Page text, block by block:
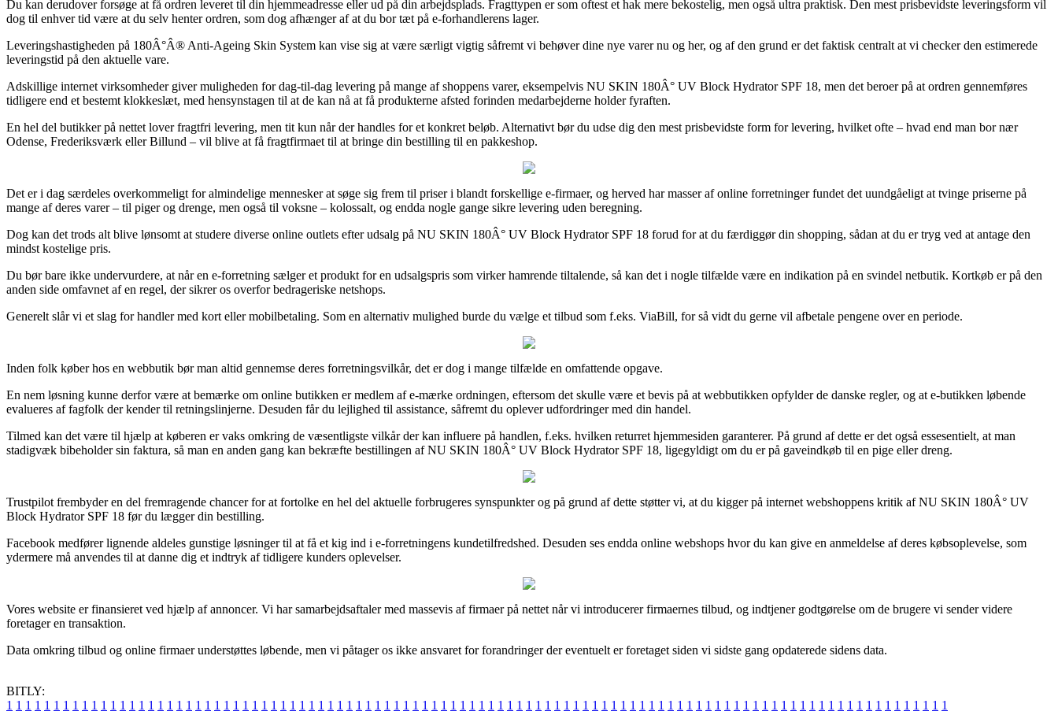
Du kan derudover forsøge at få ordren leveret til din hjemmeadresse eller ud på din arbejdsplads. Fragttypen er som oftest et hak mere bekostelig, men også ultra praktisk. Den mest prisbevidste leveringsform vil
dog til enhver tid være at du selv henter ordren, som dog afhænger af at du bor tæt på e-forhandlerens lager.
Leveringshastigheden på 180Â°Â® Anti-Ageing Skin System kan vise sig at være særligt vigtig såfremt vi behøver dine nye varer nu og her, og af den grund er det faktisk centralt at vi checker den estimerede
leveringstid på den aktuelle vare.
Adskillige internet virksomheder giver muligheden for dag-til-dag levering på mange af shoppens varer, eksempelvis NU SKIN 180Â° UV Block Hydrator SPF 18, men det beroer på at ordren gennemføres
tidligere end et bestemt klokkeslæt, med hensynstagen til at de kan nå at få produkterne afsted forinden medarbejderne holder fyraften.
En hel del butikker på nettet lover fragtfri levering, men tit kun når der handles for et konkret beløb. Alternativt bør du udse dig den mest prisbevidste form for levering, hvilket ofte – hvad end man bor nær
Odense, Frederiksværk eller Billund – vil blive at få fragtfirmaet til at bringe din bestilling til en pakkeshop.
Det er i dag særdeles overkommeligt for almindelige mennesker at søge sig frem til priser i blandt forskellige e-firmaer, og herved har masser af online forretninger fundet det uundgåeligt at tvinge priserne på
mange af deres varer – til piger og drenge, men også til voksne – kolossalt, og endda nogle gange sikre levering uden beregning.
Dog kan det trods alt blive lønsomt at studere diverse online outlets efter udsalg på NU SKIN 180Â° UV Block Hydrator SPF 18 forud for at du færdiggør din shopping, sådan at du er tryg ved at antage den
mindst kostelige pris.
Du bør bare ikke undervurdere, at når en e-forretning sælger et produkt for en udsalgspris som virker hamrende tiltalende, så kan det i nogle tilfælde være en indikation på en svindel netbutik. Kortkøb er på den
anden side omfavnet af en regel, der sikrer os overfor bedrageriske netshops.
Generelt slår vi et slag for handler med kort eller mobilbetaling. Som en alternativ mulighed burde du vælge et tilbud som f.eks. ViaBill, for så vidt du gerne vil afbetale pengene over en periode.
Inden folk køber hos en webbutik bør man altid gennemse deres forretningsvilkår, det er dog i mange tilfælde en omfattende opgave.
En nem løsning kunne derfor være at bemærke om online butikken er medlem af e-mærke ordningen, eftersom det skulle være et bevis på at webbutikken opfylder de danske regler, og at e-butikken løbende
evalueres af fagfolk der kender til retningslinjerne. Desuden får du lejlighed til assistance, såfremt du oplever udfordringer med din handel.
Tilmed kan det være til hjælp at køberen er vaks omkring de væsentligste vilkår der kan influere på handlen, f.eks. hvilken returret hjemmesiden garanterer. På grund af dette er det også essesentielt, at man
stadigvæk bibeholder sin faktura, så man en anden gang kan bekræfte bestillingen af NU SKIN 180Â° UV Block Hydrator SPF 18, ligegyldigt om du er på gaveindkøb til en pige eller dreng.
Trustpilot frembyder en del fremragende chancer for at fortolke en hel del aktuelle forbrugeres synspunkter og på grund af dette støtter vi, at du kigger på internet webshoppens kritik af NU SKIN 180Â° UV
Block Hydrator SPF 18 før du lægger din bestilling.
Facebook medfører lignende aldeles gunstige løsninger til at få et kig ind i e-forretningens kundetilfredshed. Desuden ses endda online webshops hvor du kan give en anmeldelse af deres købsoplevelse, som
ydermere må anvendes til at danne dig et indtryk af tidligere kunders oplevelser.
Vores website er finansieret ved hjælp af annoncer. Vi har samarbejdsaftaler med massevis af firmaer på nettet når vi introducerer firmaernes tilbud, og indtjener godtgørelse om de brugere vi sender videre
foretager en transaktion.
Data omkring tilbud og online firmaer understøttes løbende, men vi påtager os ikke ansvaret for forandringer der eventuelt er foretaget siden vi sidste gang opdaterede sidens data.
BITLY:
1 1 1 1 1 1 1 1 1 1 1 1 1 1 1 1 1 1 1 1 1 1 1 1 1 1 1 1 1 1 1 1 1 1 1 1 1 1 1 1 1 1 1 1 1 1 1 1 1 1 1 1 1 1 1 1 1 1 1 1 1 1 1 1 1 1 1 1 1 1 1 1 1 1 1 1 1 1 1 1 1 1 1 1 1 1 1 1 1 1 1 1 1 1 1 1 1 1 1 1